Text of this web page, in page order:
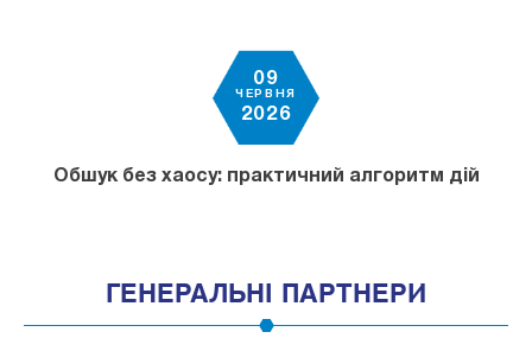
09
ЧЕРВНЯ
2026
Обшук без хаосу: практичний алгоритм дій
ГЕНЕРАЛЬНІ ПАРТНЕРИ